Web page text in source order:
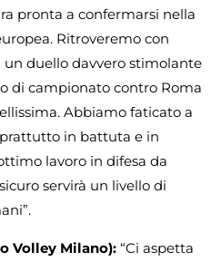
pronta a confermarsi nella
Ritroveremo con
un duello davvero stimolante
di campionato contro Roma
Abbiamo faticato a
in battuta e in
lavoro in difesa da
servirà un livello di
Volley Milano): “Ci aspetta